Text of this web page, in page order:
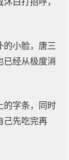
白打招呼，
的小脸，唐三
已经从极度消
的字条，同时
己先吃完再